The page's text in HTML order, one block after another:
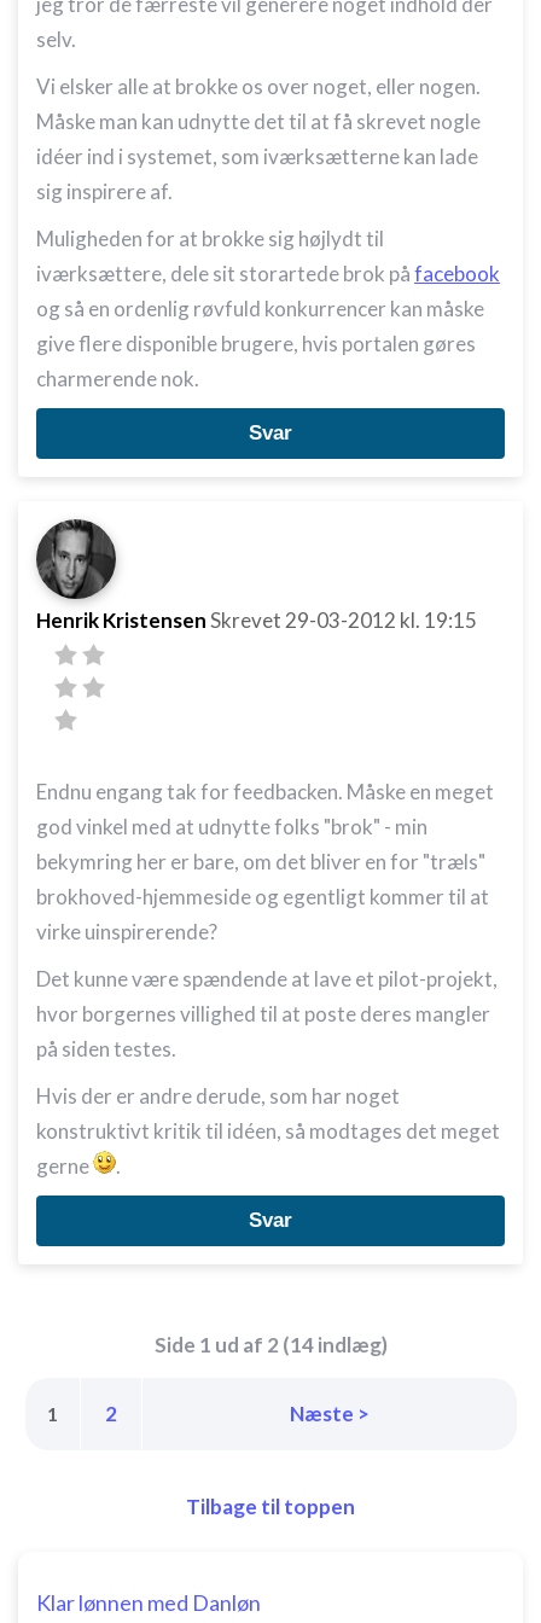
selv.
Vi elsker alle at brokke os over noget, eller nogen.
Måske man kan udnytte det til at få skrevet nogle
idéer ind i systemet, som iværksætterne kan lade
sig inspirere af.
Muligheden for at brokke sig højlydt til
iværksættere, dele sit storartede brok påfacebook
og så en ordenlig røvfuld konkurrencer kan måske
give flere disponible brugere, hvis portalen gøres
charmerende nok.
Svar
Henrik KristensenSkrevet 29-03-2012 kl. 19:15
Endnu engang tak for feedbacken. Måske en meget
god vinkel med at udnytte folks "brok" - min
bekymring her er bare, om det bliver en for "træls"
brokhoved-hjemmeside og egentligt kommer til at
virke uinspirerende?
Det kunne være spændende at lave et pilot-projekt,
hvor borgernes villighed til at poste deres mangler
på siden testes.
Hvis der er andre derude, som har noget
konstruktivt kritik til idéen, så modtages det meget
gerne
.
Svar
Side 1 ud af 2 (14 indlæg)
1 2 Næste >
Tilbage til toppen
Klar lønnen med Danløn